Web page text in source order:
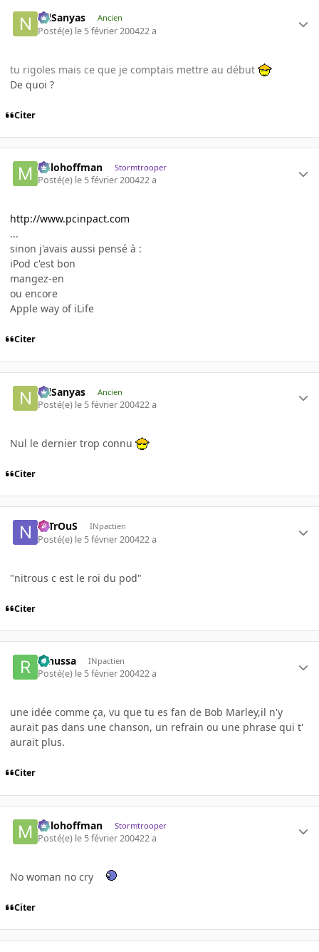
NilSanyas Ancien
Posté(e) le 5 février 200422 a
tu rigoles mais ce que je comptais mettre au début
De quoi ?
Citer
milohoffman Stormtrooper
Posté(e) le 5 février 200422 a
http://www.pcinpact.com
...
sinon j'avais aussi pensé à :
iPod c'est bon
mangez-en
ou encore
Apple way of iLife
Citer
NilSanyas Ancien
Posté(e) le 5 février 200422 a
Nul le dernier trop connu
Citer
NiTrOuS INpactien
Posté(e) le 5 février 200422 a
"nitrous c est le roi du pod"
Citer
renussa INpactien
Posté(e) le 5 février 200422 a
une idée comme ça, vu que tu es fan de Bob Marley,il n'y
aurait pas dans une chanson, un refrain ou une phrase qui t'
aurait plus.
Citer
milohoffman Stormtrooper
Posté(e) le 5 février 200422 a
No woman no cry
Citer